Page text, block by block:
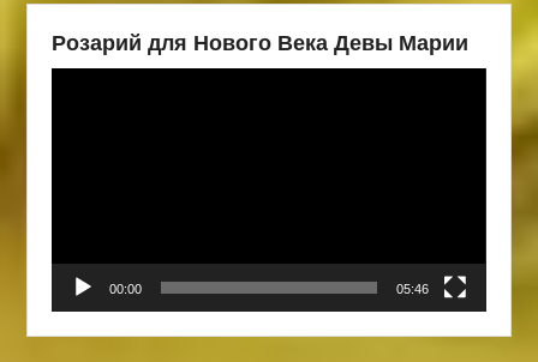
Розарий для Нового Века Девы Марии
00:00 05:46